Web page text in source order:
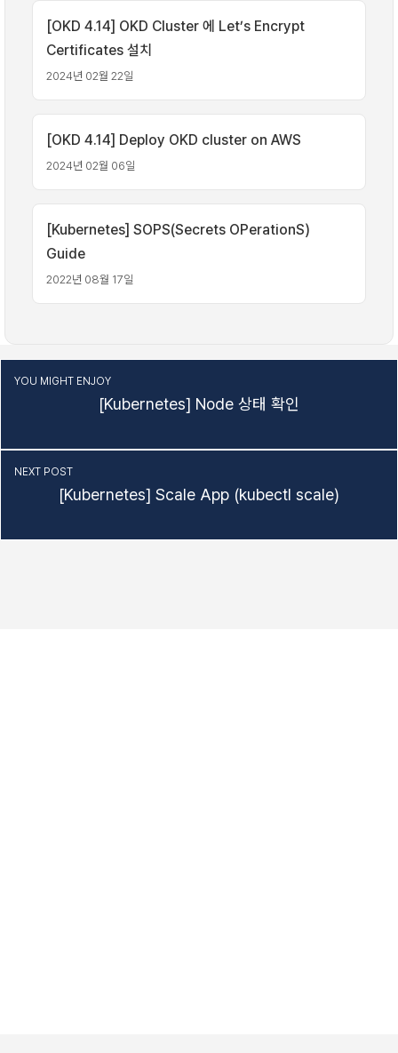
[OKD 4.14] OKD Cluster 에 Let’s Encrypt
Certificates 설치
2024년 02월 22일
[OKD 4.14] Deploy OKD cluster on AWS
2024년 02월 06일
[Kubernetes] SOPS(Secrets OPerationS)
Guide
2022년 08월 17일
[Kubernetes] Node 상태 확인
YOU MIGHT ENJOY
[Kubernetes] Scale App (kubectl scale)
NEXT POST